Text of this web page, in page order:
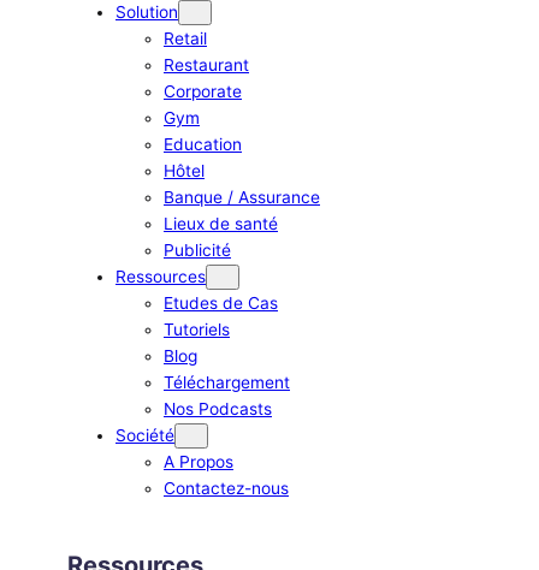
Solution
Retail
Restaurant
Corporate
Gym
Education
Hôtel
Banque / Assurance
Lieux de santé
Publicité
Ressources
Etudes de Cas
Tutoriels
Blog
Téléchargement
Nos Podcasts
Société
A Propos
Contactez-nous